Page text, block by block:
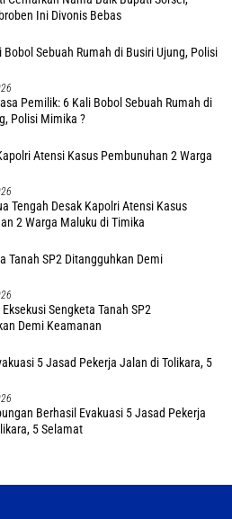
Ini Divonis Bebas
Pemilik: 6 Kali Bobol Sebuah Rumah di
Polisi Mimika ?
Tengah Desak Kapolri Atensi Kasus
2 Warga Maluku di Timika
Sengketa Tanah SP2
Demi Keamanan
Berhasil Evakuasi 5 Jasad Pekerja
5 Selamat